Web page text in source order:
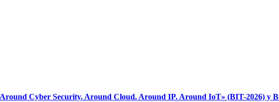
Cyber Security. Around Cloud. Around IP. Around IoT» (BIT-2026) у